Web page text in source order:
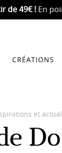
de 49€ ! En
CRÉATIONS
et